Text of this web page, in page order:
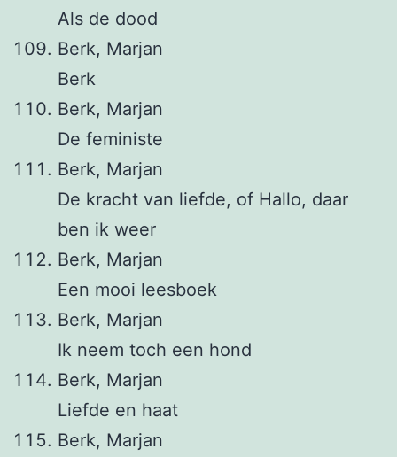
Als de dood
Berk, Marjan
Berk
Berk, Marjan
De feministe
Berk, Marjan
De kracht van liefde, of Hallo, daar
ben ik weer
Berk, Marjan
Een mooi leesboek
Berk, Marjan
Ik neem toch een hond
Berk, Marjan
Liefde en haat
Berk, Marjan